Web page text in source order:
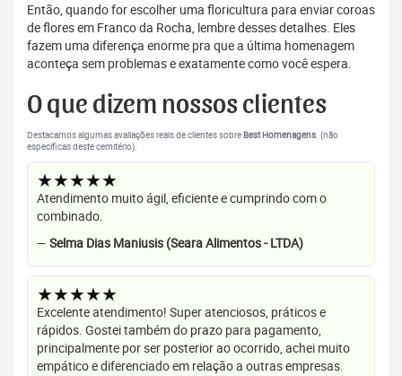
Então, quando for escolher uma floricultura para enviar coroas
de flores em Franco da Rocha, lembre desses detalhes. Eles
fazem uma diferença enorme pra que a última homenagem
aconteça sem problemas e exatamente como você espera.
O que dizem nossos clientes
Destacamos algumas avaliações reais de clientes sobre Best Homenagens. (não
específicas deste cemitério).
★★★★★
Atendimento muito ágil, eficiente e cumprindo com o
combinado.
— Selma Dias Maniusis (Seara Alimentos - LTDA)
★★★★★
Excelente atendimento! Super atenciosos, práticos e
rápidos. Gostei também do prazo para pagamento,
principalmente por ser posterior ao ocorrido, achei muito
empático e diferenciado em relação a outras empresas.